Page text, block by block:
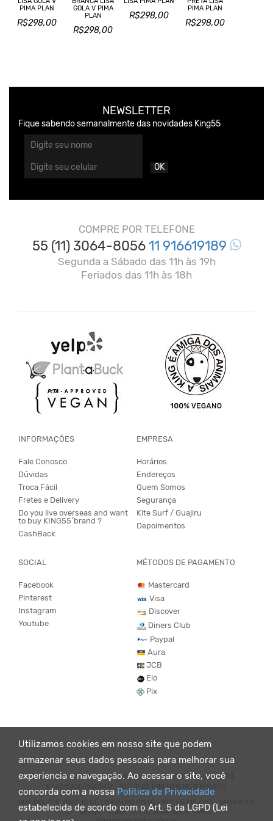
PIMA PLAN
R$298,00
GOLA V PIMA
PLAN
R$298,00
R$298,00
PIMA PLAN
R$298,00
Utilizamos cookies em nosso site que podem
armazenar seus dados pessoais para melhorar sua
experiencia e navegação. Ao acessar o site, você
concorda com a nossa Política de Privacidade
estabelecida de acordo com o Art. 5 da LGPD (Lei
NEWSLETTER
Fique sabendo semanalmente das novidades King55
OK
COMPRE POR TELEFONE
55 (11) 3064-805611 916619189
Segunda a Sábado das 11h às 19h
Feriados das 11h às 18h
INFORMAÇÕES
Fale Conosco
Dúvidas
Troca Fácil
Fretes e Delivery
Do you live overseas and want
to buy KING55´brand ?
CashBack
EMPRESA
Horários
Endereços
Quem Somos
Segurança
Kite Surf / Guajiru
Depoimentos
SOCIAL
Facebook
Pinterest
Instagram
Youtube
MÉTODOS DE PAGAMENTO
Mastercard
Visa
Discover
Diners Club
Paypal
Aura
JCB
Elo
Pix
© KING55 - LOJA DE ROUPAS VEGANO E SUSTENTÁVEL. CNPJ:
07.438.330/0001-02 . TODOS OS DIREITOS RESERVADOS.
RUA DOUTOR VIRGÍLIO DE CARVALHO PINTO - 190, 05415-020 - SÃO PAULO
- SP - BRASIL - FONE: 55 (11) 3064-8056. EMAIL: